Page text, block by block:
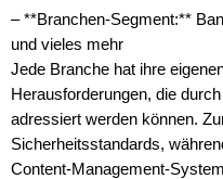
– **Branchen-Segment:**
und vieles mehr
Jede Branche hat ihre
Herausforderungen, die
adressiert werden können.
Sicherheitsstandards,
Content-Management-